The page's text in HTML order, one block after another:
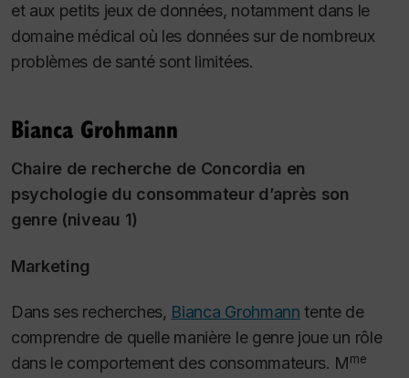
et aux petits jeux de données, notamment dans le
domaine médical où les données sur de nombreux
problèmes de santé sont limitées.
Bianca Grohmann
Chaire de recherche de Concordia en
psychologie du consommateur d’après son
genre (niveau 1)
Marketing
Dans ses recherches, Bianca Grohmann tente de
comprendre de quelle manière le genre joue un rôle
dans le comportement des consommateurs. Mme